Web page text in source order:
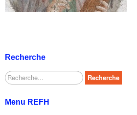
Recherche
Rechercher Recherche
Menu REFH